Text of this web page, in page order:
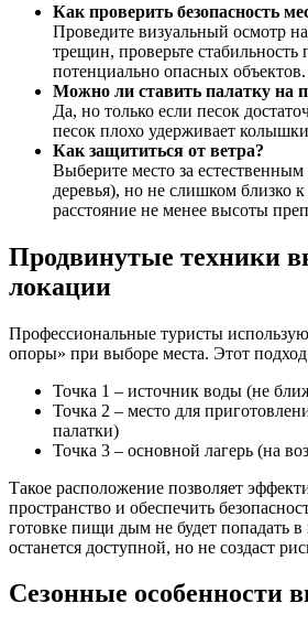
Как проверить безопасность
Проведите визуальный осмотр
трещин, проверьте стабильность
потенциально опасных объектов.
Можно ли ставить палатку на
Да, но только если песок
песок плохо удерживает
Как защититься от ветра?
Выберите место за
деревья), но не слишком близко
расстояние не менее высоты
Продвинутые техники
локации
Профессиональные туристы
опоры» при выборе места. Этот подход
Точка 1 – источник воды (не
Точка 2 – место для
палатки)
Точка 3 – основной лагерь (на
Такое расположение позволяет
пространство и обеспечить
готовке пищи дым не будет попадать в
останется доступной, но не создаст
Сезонные особенности